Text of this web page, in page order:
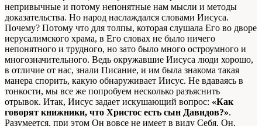
непривычные и потому непонятные нам мысли и методы
доказательства. Но народ наслаждался словами Иисуса.
Почему? Потому что для толпы, которая слушала Его во дворе
иерусалимского храма, в Его словах не было ничего
непонятного и трудного, но зато было много остроумного и
многозначительного. Ведь окружавшие Иисуса люди хорошо,
в отличие от нас, знали Писание, и им была знакома такая
манера спорить, какую обнаруживает Иисус. Не вдаваясь в
тонкости, мы все же попробуем несколько разъяснить
отрывок. Итак, Иисус задает искушающий вопрос: «Как
говорят книжники, что Христос есть сын Давидов?».
Разумеется, при этом Он вовсе не имеет в виду Себя. Он,